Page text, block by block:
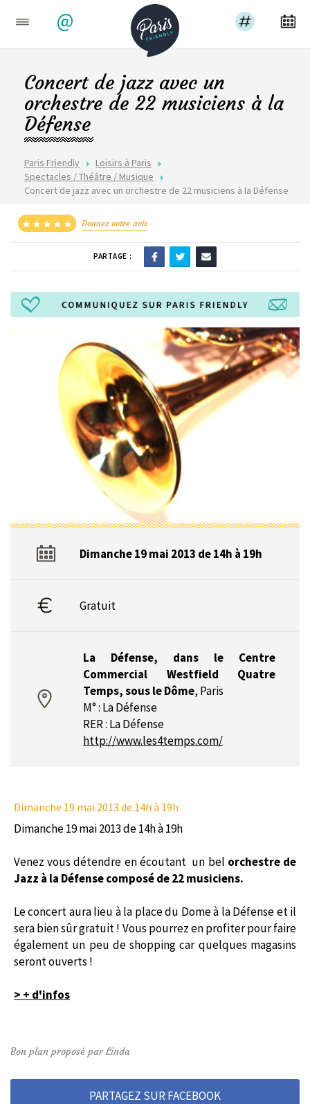
@
Paris Friendly
Loisirs à Paris
Spectacles / Théâtre / Musique
Concert de jazz avec un orchestre de 22 musiciens à la Défense
Concert de jazz avec un
orchestre de 22 musiciens à la
Défense
Donnez votre avis
PARTAGE :
Dimanche 19 mai 2013 de 14h à 19h
Gratuit
La Défense, dans le Centre
Commercial Westfield Quatre
Temps, sous le Dôme, Paris
M° : La Défense
RER : La Défense
http://www.les4temps.com/
Dimanche 19 mai 2013 de 14h à 19h
Dimanche 19 mai 2013 de 14h à 19h
Venez vous détendre en écoutant un bel orchestre de
Jazz à la Défense composé de 22 musiciens.
Le concert aura lieu à la place du Dome à la Défense et il
sera bien sûr gratuit ! Vous pourrez en profiter pour faire
également un peu de shopping car quelques magasins
seront ouverts !
> + d'infos
Bon plan proposé par Linda
PARTAGEZ SUR FACEBOOK